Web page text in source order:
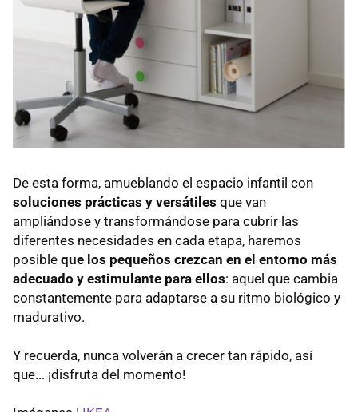
De esta forma, amueblando el espacio infantil con
soluciones prácticas y versátiles que van
ampliándose y transformándose para cubrir las
diferentes necesidades en cada etapa, haremos
posible que los pequeños crezcan en el entorno más
adecuado y estimulante para ellos: aquel que cambia
constantemente para adaptarse a su ritmo biológico y
madurativo.
Y recuerda, nunca volverán a crecer tan rápido, así
que... ¡disfruta del momento!